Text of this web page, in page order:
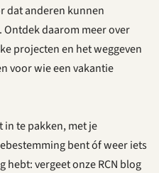
dat anderen kunnen
Ontdek daarom meer over
projecten en het weggeven
voor wie een vakantie
te pakken, met je
bent óf weer iets
vergeet onze RCN blog